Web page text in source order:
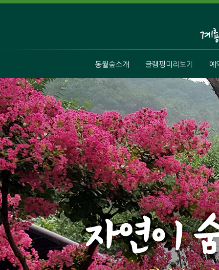
동월숲소개 글램핑미리보기 예